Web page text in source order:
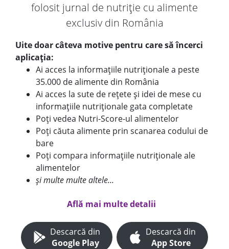
folosit jurnal de nutriție cu alimente
exclusiv din România
Uite doar câteva motive pentru care să încerci
aplicația:
Ai acces la informațiile nutriționale a peste
35.000 de alimente din România
Ai acces la sute de rețete și idei de mese cu
informațiile nutriționale gata completate
Poți vedea Nutri-Score-ul alimentelor
Poți căuta alimente prin scanarea codului de
bare
Poți compara informațiile nutriționale ale
alimentelor
și multe multe altele...
Află mai multe detalii
Descarcă din
Google Play
Descarcă din
App Store